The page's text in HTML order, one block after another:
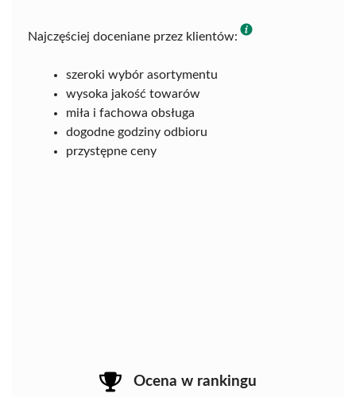
Najczęściej doceniane przez klientów:
szeroki wybór asortymentu
wysoka jakość towarów
miła i fachowa obsługa
dogodne godziny odbioru
przystępne ceny
Ocena w rankingu